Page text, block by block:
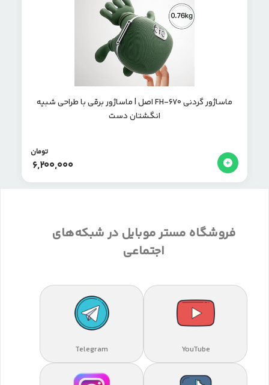
ماساژور گردنی FH-670 اصل | ماساژور برقی با طراحی شبیه
انگشتان دست
6,200,000
تومان
فروشگاه مستر موبایل در شبکه‌های
اجتماعی
YouTube
Telegram